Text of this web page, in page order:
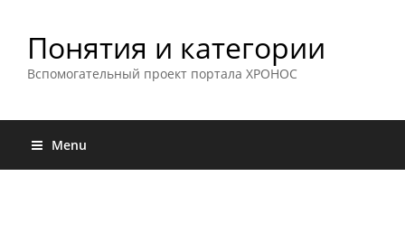
Понятия и категории
Вспомогательный проект портала ХРОНОС
Menu